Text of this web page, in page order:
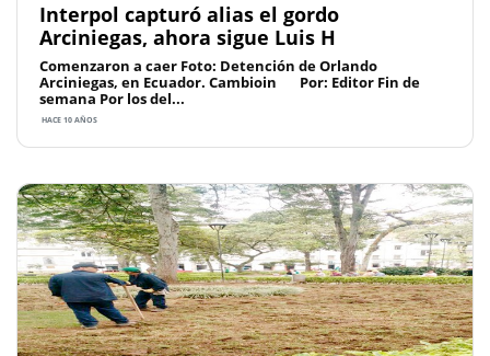
Interpol capturó alias el gordo
Arciniegas, ahora sigue Luis H
Comenzaron a caer Foto: Detención de Orlando
Arciniegas, en Ecuador. Cambioin Por: Editor Fin de
semana Por los del...
HACE 10 AÑOS